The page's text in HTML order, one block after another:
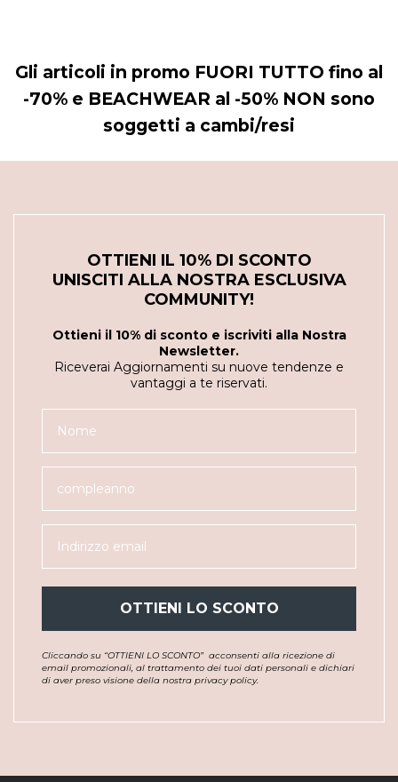
Gli articoli in promo FUORI TUTTO fino al
-70% e BEACHWEAR al -50% NON sono
soggetti a cambi/resi
OTTIENI IL 10% DI SCONTO
UNISCITI ALLA NOSTRA ESCLUSIVA
COMMUNITY!
Ottieni il 10% di sconto e iscriviti alla Nostra
Newsletter.
Riceverai Aggiornamenti su nuove tendenze e
vantaggi a te riservati.
OTTIENI LO SCONTO
Cliccando su “OTTIENI LO SCONTO” acconsenti alla ricezione di
email promozionali, al trattamento dei tuoi dati personali e dichiari
di aver preso visione della nostra privacy policy.